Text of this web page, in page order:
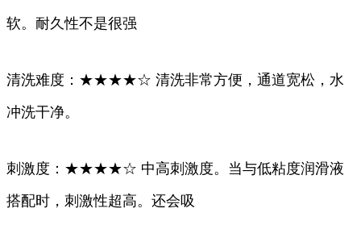
软。耐久性不是很强
清洗难度：★★★★☆ 清洗非常方便，通道宽松，水
冲洗干净。
刺激度：★★★★☆ 中高刺激度。当与低粘度润滑液
搭配时，刺激性超高。还会吸